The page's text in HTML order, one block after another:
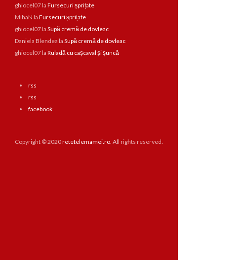
ghiocel07la Fursecuri șprițate
MihaN la Fursecuri șprițate
ghiocel07la Supă cremă de dovleac
Daniela Blendea la Supă cremă de dovleac
ghiocel07la Ruladă cu cașcaval și șuncă
rss
rss
facebook
Copyright © 2020retetelemamei.ro. All rights reserved.